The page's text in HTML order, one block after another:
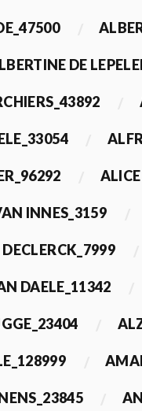
DE
INNES_3159
DAELE_11342